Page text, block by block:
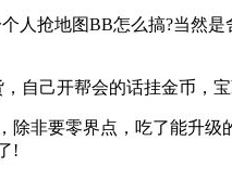
抢地图BB怎么搞?当然
己开帮会的话挂金币，宝
要零界点，吃了能升级
!